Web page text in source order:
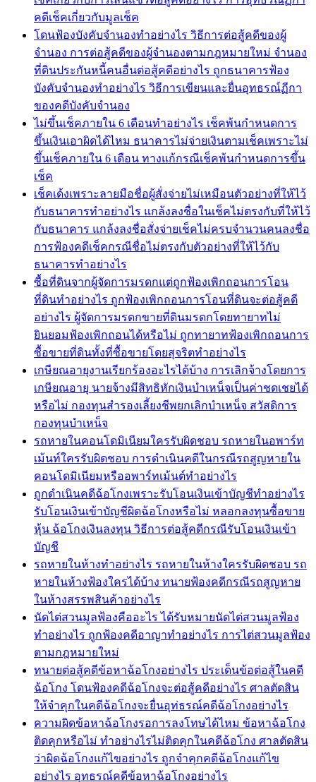
คดีเช็คเกี่ยวกับมูลเช็ค
โดนฟ้องบังคับจำนองทำอย่างไร วิธีการต่อสู้คดีของผู้
จำนอง การต่อสู้คดีของผู้จำนองตามกฎหมายใหม่ จำนอง
ที่ดินประกันหนี้คนอื่นต่อสู้คดีอย่างไร ถูกธนาคารฟ้อง
บังคับจำนองทำอย่างไร วิธีการเขียนและยื่นอุทธรณ์ฏีกา
ของคดีบังคับจำนอง
ไม่ขึ้นเช็คภายใน 6 เดือนทำอย่างไร เช็คพ้นกำหนดการ
ขึ้นเงินเอาผิดได้ไหม ธนาคารไม่จ่ายเงินตามเช็คเพราะไม่
ขึ้นเช็คภายใน 6 เดือน ทางแก้กรณีเช็คพ้นกำหนดการขึ้น
เช็ค
เช็คเด้งเพราะลายมือชื่อผู้สั่งจ่ายไม่เหมือนตัวอย่างที่ให้ไว้
กับธนาคารทำอย่างไร แกล้งลงชื่อในเช็คไม่ตรงกับที่ให้ไว้
กับธนาคาร แกล้งลงชื่อสั่งจ่ายเช็คไม่ครบจำนวนคนลงชื่อ
การฟ้องคดีเช็คกรณีชื่อไม่ตรงกับตัวอย่างที่ให้ไว้กับ
ธนาคารทำอย่างไร
ซื้อที่ดินจากผู้จัดการมรดกแต่ถูกฟ้องเพิกถอนการโอน
ที่ดินทำอย่างไร ถูกฟ้องเพิกถอนการโอนที่ดินจะต่อสู้คดี
อย่างไร ผู้จัดการมรดกขายที่ดินมรดกโดยทายาทไม่
ยินยอมฟ้องเพิกถอนได้หรือไม่ ถูกทายาทฟ้องเพิกถอนการ
ซื้อขายที่ดินทั้งที่ซื้อขายโดยสุจริตทำอย่างไร
เกษียณอายุงานเรียกร้องอะไรได้บ้าง การเลิกจ้างโดยการ
เกษียณอายุ นายจ้างมีสิทธิหักเงินบำเหน็จเป็นค่าชดเชยได้
หรือไม่ กองทุนสำรองเลี้ยงชีพยกเลิกบำเหน็จ สวัสดิการ
กองทุนบำเหน็จ
รถหายในคอนโดมิเนียมใครรับผิดชอบ รถหายในอพาร์ท
เม้นท์ใครรับผิดชอบ การดำเนินคดีในกรณีรถสูญหายใน
คอนโดมิเนียมหรืออพาร์ทเม้นต์ทำอย่างไร
ถูกดำเนินคดีฉ้อโกงเพราะรับโอนเงินเข้าบัญชีทำอย่างไร
รับโอนเงินเข้าบัญชีผิดฉ้อโกงหรือไม่ หลอกลงทุนซื้อขาย
หุ้น ฉ้อโกงเงินลงทุน วิธีการต่อสู้คดีกรณีรับโอนเงินเข้า
บัญชี
รถหายในห้างทำอย่างไร รถหายในห้างใครรับผิดชอบ รถ
หายในห้างฟ้องใครได้บ้าง ทนายฟ้องคดีกรณีรถสูญหาย
ในห้างสรรพสินค้าอย่างไร
นัดไต่สวนมูลฟ้องคืออะไร ได้รับหมายนัดไต่สวนมูลฟ้อง
ทำอย่างไร ถูกฟ้องคดีอาญาทำอย่างไร การไต่สวนมูลฟ้อง
ตามกฎหมายใหม่
ทนายต่อสู้คดีข้อหาฉ้อโกงอย่างไร ประเด็นข้อต่อสู้ในคดี
ฉ้อโกง โดนฟ้องคดีฉ้อโกงจะต่อสู้คดีอย่างไร ศาลตัดสิน
ให้จำคุกในคดีฉ้อโกงจะยื่นอุท่ธรณ์คดีฉ้อโกงอย่างไร
ความผิดข้อหาฉ้อโกงรอการลงโทษได้ไหม ข้อหาฉ้อโกง
ติดคุกหรือไม่ ทำอย่างไรไม่ติดคุกในคดีฉ้อโกง ศาลตัดสิน
ว่าผิดฉ้อโกงแก้ไขอย่างไร ถูกจำคุกคดีฉ้อโกงแก้ไข
อย่างไร อุทธรณ์คดีข้อหาฉ้อโกงอย่างไร